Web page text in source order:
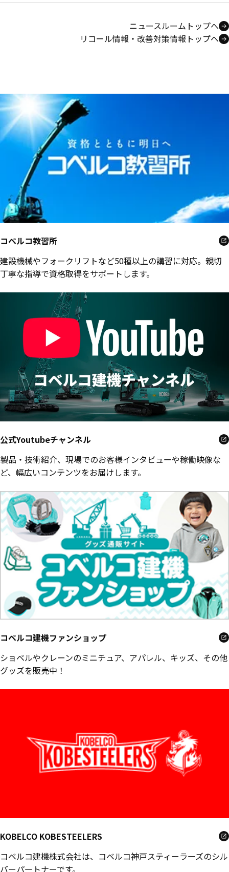
ニュースルームトップへ
リコール情報・改善対策情報トップへ
コベルコ教習所
建設機械やフォークリフトなど50種以上の講習に対応。親切
丁寧な指導で資格取得をサポートします。
公式Youtubeチャンネル
製品・技術紹介、現場でのお客様インタビューや稼働映像な
ど、幅広いコンテンツをお届けします。
コベルコ建機ファンショップ
ショベルやクレーンのミニチュア、アパレル、キッズ、その他
グッズを販売中！
KOBELCO KOBESTEELERS
コベルコ建機株式会社は、コベルコ神戸スティーラーズのシル
バーパートナーです。